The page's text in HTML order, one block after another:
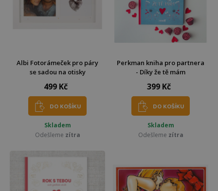
Albi Fotorámeček pro páry
se sadou na otisky
499 Kč
DO KOŠÍKU
Skladem
Odešleme zítra
Perkman kniha pro partnera
- Díky že tě mám
399 Kč
DO KOŠÍKU
Skladem
Odešleme zítra